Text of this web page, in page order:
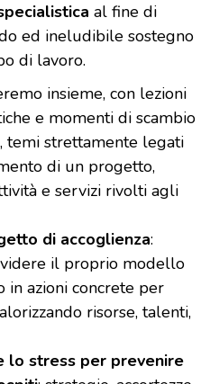
al fine di
ed ineludibile sostegno
di lavoro.
insieme, con lezioni
e momenti di scambio
temi strettamente legati
di un progetto,
e servizi rivolti agli
di accoglienza:
il proprio modello
in azioni concrete per
risorse, talenti,
lo stress per prevenire